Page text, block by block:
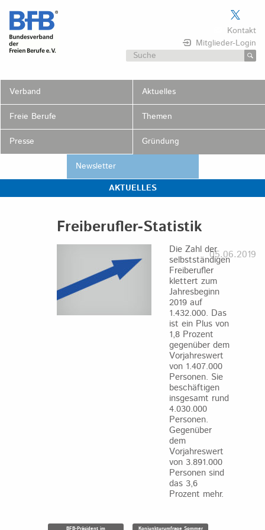
Skip
content
Kontakt
Mitglieder-Login
Suchen
Verband Aktuelles
Freie Berufe Themen
Presse Gründung
Newsletter
AKTUELLES
Freiberufler-Statistik
05.06.2019
Die Zahl der
selbstständigen
Freiberufler
klettert zum
Jahresbeginn
2019 auf
1.432.000. Das
ist ein Plus von
1,8 Prozent
gegenüber dem
Vorjahreswert
von 1.407.000
Personen. Sie
beschäftigen
insgesamt rund
4.030.000
Personen.
Gegenüber
dem
Vorjahreswert
von 3.891.000
Personen sind
das 3,6
Prozent mehr.
BFB-Präsident im Konjunkturumfrage Sommer